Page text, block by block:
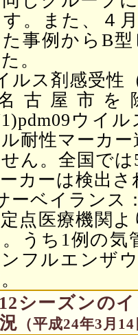
。また、４
事例からB
。
ルス剤感受性
古屋市を
ウイ
耐性マーカ
ん。全国で
カーは検出
ーベイランス
点医療機関
うち1例の気
フルエンザ
シーズンの
（平成24年3月